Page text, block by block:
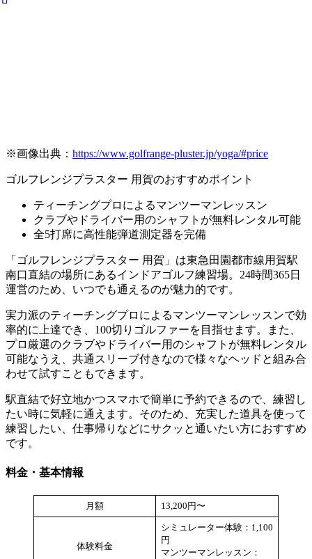
※画像出典： https://www.golfrange-pluster.jp/yoga/#price
ゴルフレンジプラスター 用賀のおすすめポイント
ティーチングプロによるマンツーマンレッスン
クラブやドライバー用のシャフトが無料レンタル可能
全5打席に高性能弾道測定器を完備
「ゴルフレンジプラスター 用賀」は東急田園都市線用賀駅
南口直結の場所にあるインドアゴルフ練習場。24時間365日
運営のため、いつでも通えるのが魅力的です。
実力派のティーチングプロによるマンツーマンレッスンで効
率的に上達でき、100切りゴルファーを目指せます。また、
プロ厳選のクラブやドライバー用のシャフトが無料レンタル
可能なうえ、共通スリーブ付きなので様々なヘッドと組み合
わせて試すこともできます。
駅直結で好立地かつスマホで簡単に予約できるので、練習し
たい時に気軽に通えます。そのため、充実した道具を使って
練習したい、仕事帰りなどにサクッと通いたい方におすすめ
です。
料金・基本情報
月額 13,200円〜
体験料金
シミュレーター体験：1,100
円
マンツーマンレッスン：